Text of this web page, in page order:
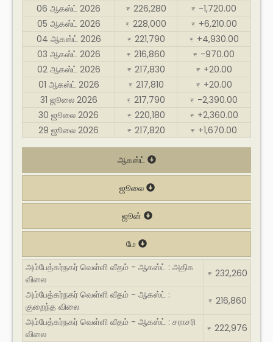
06 ஆகஸ்ட் 2026
₹ 226,280 ₹ -1,720.00
05 ஆகஸ்ட் 2026
₹ 228,000 ₹ +6,210.00
04 ஆகஸ்ட் 2026
₹ 221,790 ₹ +4,930.00
03 ஆகஸ்ட் 2026
₹ 216,860 ₹ -970.00
02 ஆகஸ்ட் 2026
₹ 217,830 ₹ +20.00
01 ஆகஸ்ட் 2026
₹ 217,810 ₹ +20.00
31 ஜூலை 2026
₹ 217,790 ₹ -2,390.00
30 ஜூலை 2026
₹ 220,180 ₹ +2,360.00
29 ஜூலை 2026
₹ 217,820 ₹ +1,670.00
ஆகஸ்ட்
ஜூலை
ஜூன்
மே
அம்பேத்கர்நகர் வெள்ளி வீதம் - ஆகஸ்ட் : அதிக
விலை
₹ 232,260
அம்பேத்கர்நகர் வெள்ளி வீதம் - ஆகஸ்ட் :
குறைந்த விலை
₹ 216,860
அம்பேத்கர்நகர் வெள்ளி வீதம் - ஆகஸ்ட் : சராசரி
விலை
₹ 222,976